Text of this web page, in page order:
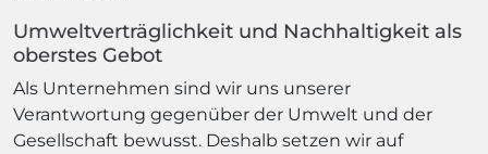
Umweltverträglichkeit und Nachhaltigkeit als
oberstes Gebot
Als Unternehmen sind wir uns unserer
Verantwortung gegenüber der Umwelt und der
Gesellschaft bewusst. Deshalb setzen wir auf